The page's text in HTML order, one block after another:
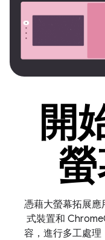
開
憑藉大螢幕拓展
式裝置和
容，進行多工處理